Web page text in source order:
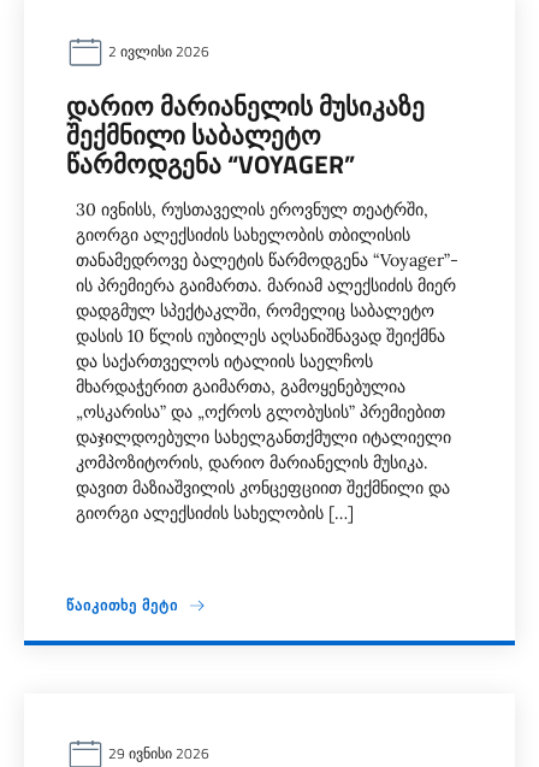
2 ᲘᲕᲚᲘᲡᲘ 2026
ᲓᲐᲠᲘᲝ ᲛᲐᲠᲘᲐᲜᲔᲚᲘᲡ ᲛᲣᲡᲘᲙᲐᲖᲔ
ᲨᲔᲥᲛᲜᲘᲚᲘ ᲡᲐᲑᲐᲚᲔᲢᲝ
ᲬᲐᲠᲛᲝᲓᲒᲔᲜᲐ “VOYAGER”
30 ივნისს, რუსთაველის ეროვნულ თეატრში,
გიორგი ალექსიძის სახელობის თბილისის
თანამედროვე ბალეტის წარმოდგენა “Voyager”-
ის პრემიერა გაიმართა. მარიამ ალექსიძის მიერ
დადგმულ სპექტაკლში, რომელიც საბალეტო
დასის 10 წლის იუბილეს აღსანიშნავად შეიქმნა
და საქართველოს იტალიის საელჩოს
მხარდაჭერით გაიმართა, გამოყენებულია
„ოსკარისა” და „ოქროს გლობუსის” პრემიებით
დაჯილდოებული სახელგანთქმული იტალიელი
კომპოზიტორის, დარიო მარიანელის მუსიკა.
დავით მაზიაშვილის კონცეფციით შექმნილი და
გიორგი ალექსიძის სახელობის […]
ᲬᲐᲘᲙᲘᲗᲮᲔ ᲛᲔᲢᲘ
29 ᲘᲕᲜᲘᲡᲘ 2026